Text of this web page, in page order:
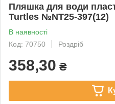
Пляшка для води
Turtles №NT25-397(12)
В наявності
Код: 70750
Роздріб
358,30 ₴